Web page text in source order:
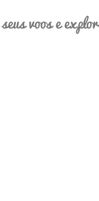
voos e